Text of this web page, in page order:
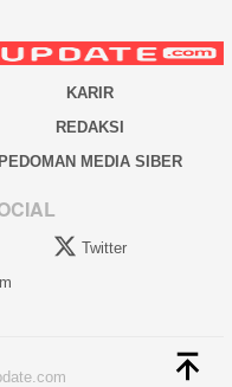
KARIR
REDAKSI
PEDOMAN MEDIA SIBER
Twitter